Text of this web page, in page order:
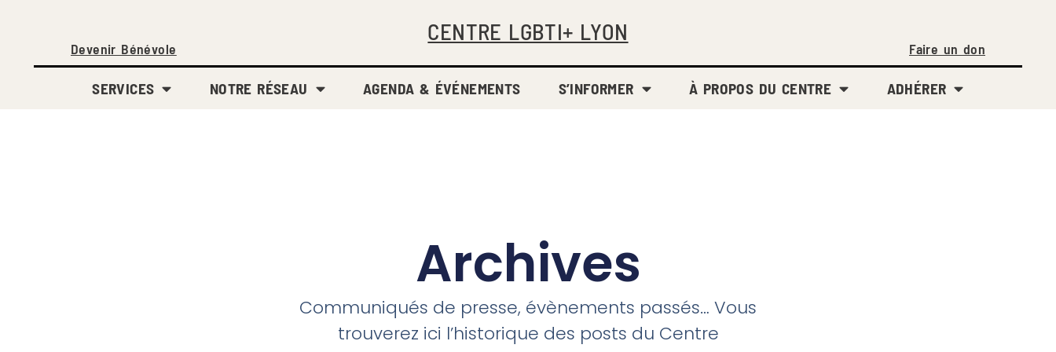
CENTRE LGBTI+ LYON
Devenir Bénévole Faire un don
SERVICES NOTRE RÉSEAU AGENDA & ÉVÉNEMENTS S’INFORMER À PROPOS DU CENTRE ADHÉRER
Archives
Communiqués de presse, évènements passés… Vous
trouverez ici l’historique des posts du Centre